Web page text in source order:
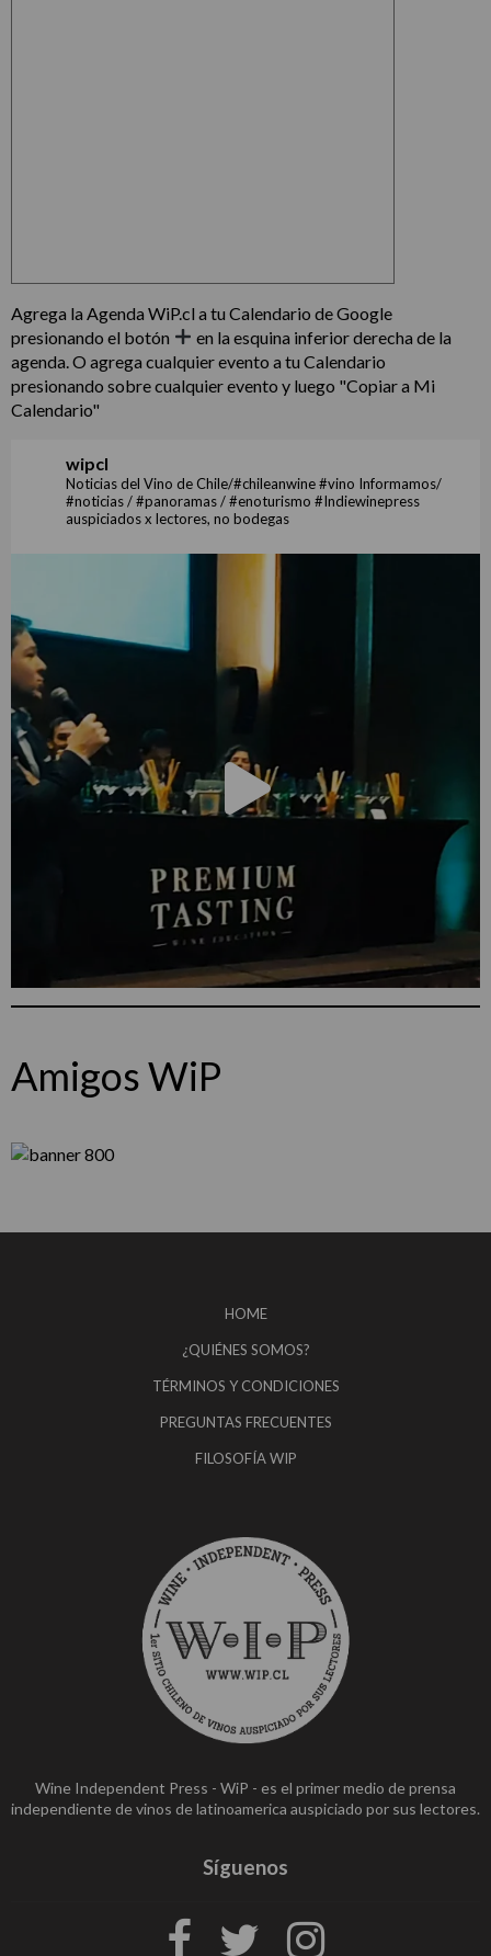
Agrega la Agenda WiP.cl a tu Calendario de Google
presionando el botón
en la esquina inferior derecha de la
agenda. O agrega cualquier evento a tu Calendario
presionando sobre cualquier evento y luego "Copiar a Mi
Calendario"
wipcl
Noticias del Vino de Chile/#chileanwine #vino Informamos/
#noticias / #panoramas / #enoturismo #Indiewinepress
auspiciados x lectores, no bodegas
Amigos WiP
HOME
¿QUIÉNES SOMOS?
TÉRMINOS Y CONDICIONES
PREGUNTAS FRECUENTES
FILOSOFÍA WIP
Wine Independent Press - WiP - es el primer medio de prensa
independiente de vinos de latinoamerica auspiciado por sus lectores.
Síguenos